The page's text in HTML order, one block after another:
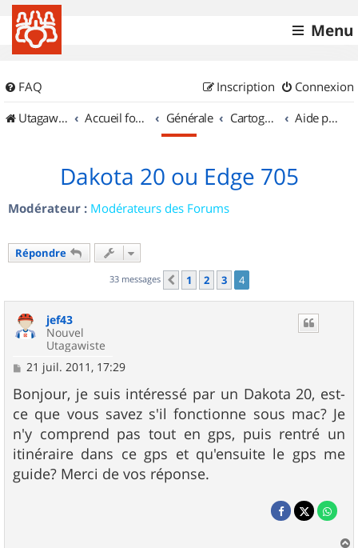
Menu
FAQ Connexion
Inscription
UtagawaVTT (Randos VTT et VTTAE avec traces GPS)
Accueil forum Générale Cartographie et GPS Aide pour l'achat d'un GPS
Dakota 20 ou Edge 705
Modérateur : Modérateurs des Forums
Répondre
33 messages Précédent
1 2 3 4
jef43
Nouvel
Utagawiste
M
s
s
a
g
e
21 juil. 2011, 17:29
Bonjour, je suis intéressé par un Dakota 20, est-
ce que vous savez s'il fonctionne sous mac? Je
n'y comprend pas tout en gps, puis rentré un
itinéraire dans ce gps et qu'ensuite le gps me
guide? Merci de vos réponse.